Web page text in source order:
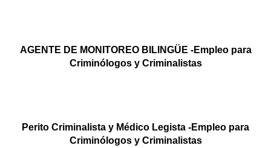
AGENTE DE MONITOREO BILINGÜE -Empleo para
Criminólogos y Criminalistas
Perito Criminalista y Médico Legista -Empleo para
Criminólogos y Criminalistas